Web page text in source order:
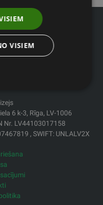
6 k-3, Rīga, LV-1006
Nr. LV44103017158
, SWIFT: UNLALV2X
VISIEM